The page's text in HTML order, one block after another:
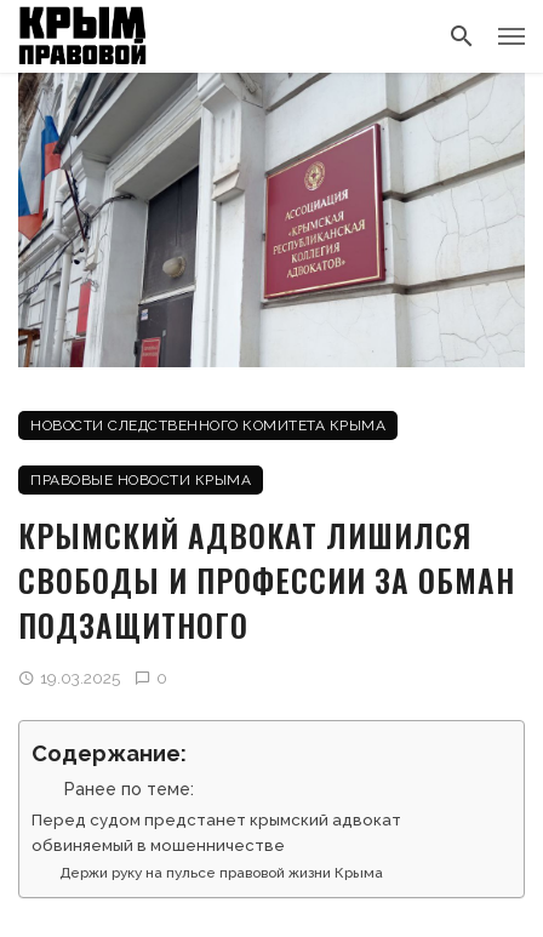
НОВОСТИ СЛЕДСТВЕННОГО КОМИТЕТА КРЫМА
ПРАВОВЫЕ НОВОСТИ КРЫМА
КРЫМСКИЙ АДВОКАТ ЛИШИЛСЯ
СВОБОДЫ И ПРОФЕССИИ ЗА ОБМАН
ПОДЗАЩИТНОГО
19.03.2025 0
Содержание:
Ранее по теме:
Перед судом предстанет крымский адвокат
обвиняемый в мошенничестве
Держи руку на пульсе правовой жизни Крыма